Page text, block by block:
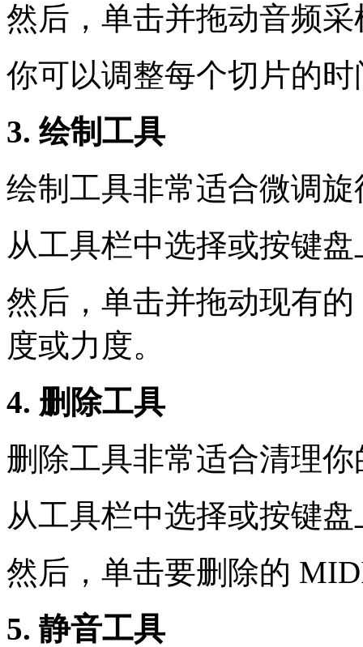
然后，单击并拖动音频
你可以调整每个切片的
3. 绘制工具
绘制工具非常适合微调
从工具栏中选择或按键
然后，单击并拖动现有
度或力度。
4. 删除工具
删除工具非常适合清理
从工具栏中选择或按键
然后，单击要删除的
5. 静音工具